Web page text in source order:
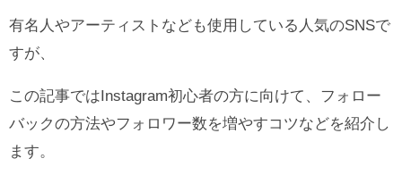
有名人やアーティストなども使用している人気のSNSで
すが、
この記事ではInstagram初心者の方に向けて、フォロー
バックの方法やフォロワー数を増やすコツなどを紹介し
ます。